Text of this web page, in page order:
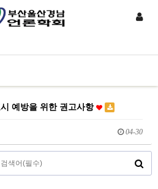
예방을 위한 권고사항
04-30